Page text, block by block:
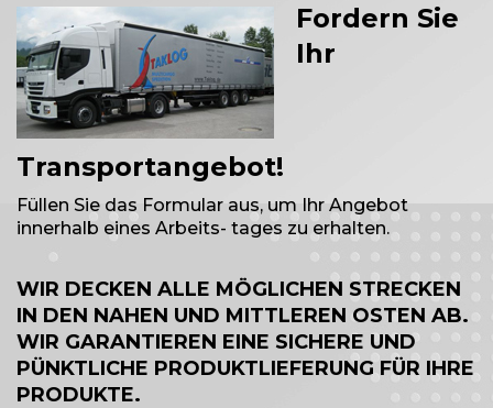
Fordern Sie
Ihr
Transportangebot!
Füllen Sie das Formular aus, um Ihr Angebot
innerhalb eines Arbeits- tages zu erhalten.
WIR DECKEN ALLE MÖGLICHEN STRECKEN
IN DEN NAHEN UND MITTLEREN OSTEN AB.
WIR GARANTIEREN EINE SICHERE UND
PÜNKTLICHE PRODUKTLIEFERUNG FÜR IHRE
PRODUKTE.